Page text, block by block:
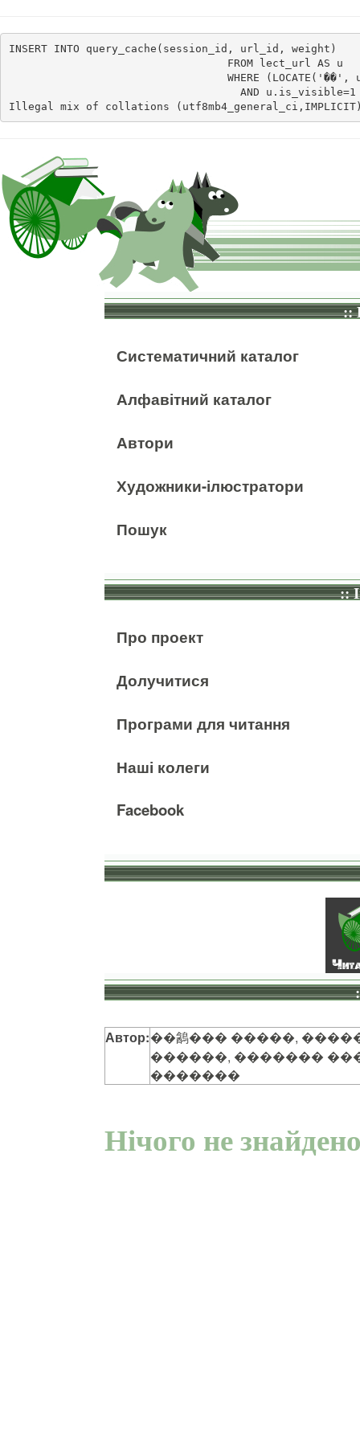
INSERT INTO query_cache(session_id, url_id, weight)
                                  FROM lect_url AS u
WHERE (LOCATE('��',
AND
Illegal mix of collations
::
Систематичний каталог
Алфавітний каталог
Автори
Художники-ілюстратори
Пошук
::
Про проект
Долучитися
Програми для читання
Наші колеги
Facebook
Автор:��䳺��� �����,
������, �������
�������
Нічого не